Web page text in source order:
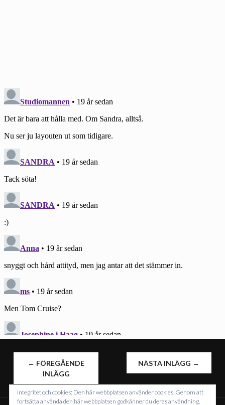
INLÄGGSNAVIGERING
← FÖREGÅENDE
INLÄGG
NÄSTA INLÄGG →
Integritet och cookies: Den här webbplatsen använder cookies. Genom att
fortsätta använda den här webbplatsen godkänner du deras användning.